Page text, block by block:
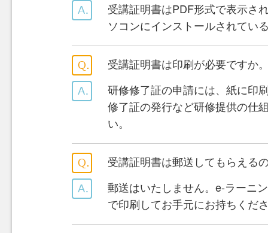
受講証明書はPDF形式で表示さ
ソコンにインストールされてい
受講証明書は印刷が必要ですか
研修修了証の申請には、紙に印
修了証の発行など研修提供の仕
い。
受講証明書は郵送してもらえる
郵送はいたしません。e-ラーニ
で印刷してお手元にお持ちくだ